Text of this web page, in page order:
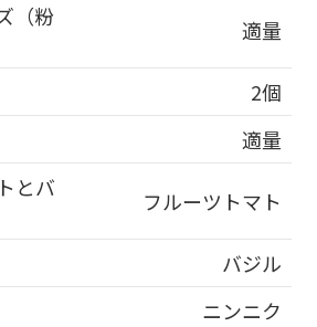
（粉
適量
2個
適量
とバ
フルーツトマト
バジル
ニンニク